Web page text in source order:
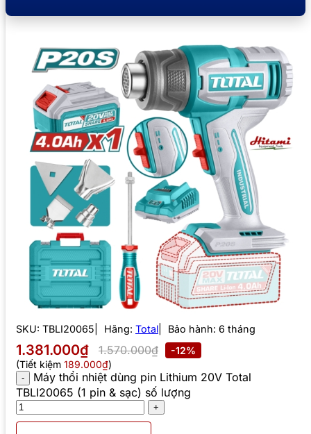
SKU: TBLI20065 Hãng: Total Bảo hành: 6 tháng
1.381.000₫ 1.570.000₫
-12%
(Tiết kiệm 189.000₫)
Máy thổi nhiệt dùng pin Lithium 20V Total
TBLI20065 (1 pin & sạc) số lượng